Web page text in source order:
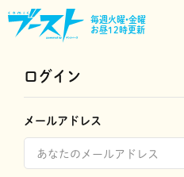
毎週火曜•金曜
お昼12時更新
ログイン
メールアドレス